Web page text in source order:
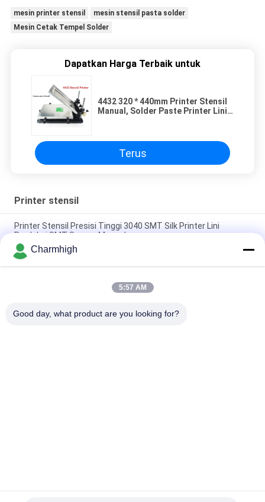
mesin printer stensil
mesin stensil pasta solder
Mesin Cetak Tempel Solder
Dapatkan Harga Terbaik untuk
4432 320 * 440mm Printer Stensil
Manual, Solder Paste Printer Lini
Terus
Printer stensil
Printer Stensil Presisi Tinggi 3040 SMT Silk Printer Lini
Produksi SMT Secara Manual
Semi Auto Solder Paste Printer 3250, Mesin Sablon 320 *
500mm
E6 Mesin Pencetak Serat Solder Paste Full Automatic SMT
Charmhigh
5:57 AM
Good day, what product are you looking for?